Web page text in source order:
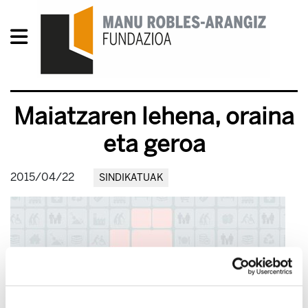
Maiatzaren lehena, oraina
eta geroa
2015/04/22 SINDIKATUAK